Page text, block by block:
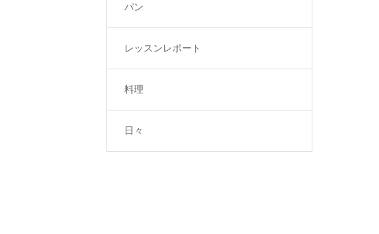
パン
レッスンレポート
料理
日々